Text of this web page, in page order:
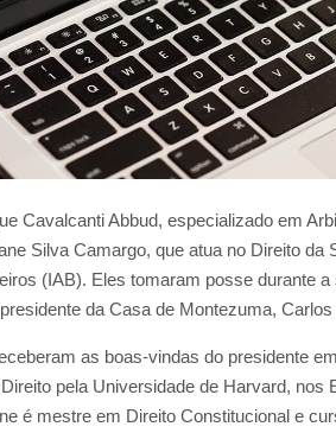
Cavalcanti Abbud, especializado em
Silva Camargo, que atua no Direito
(IAB). Eles tomaram posse durante
da Casa de Montezuma,
as boas-vindas do presidente
pela Universidade de Harvard, nos
é mestre em Direito Constitucional e